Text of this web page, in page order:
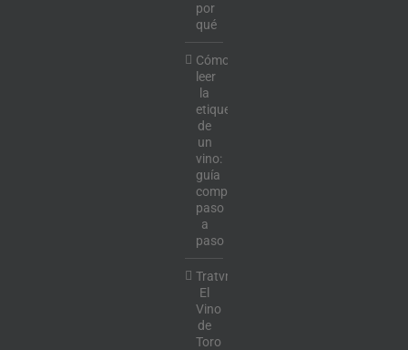
por
qué
Cómo
leer
la
etiqueta
de
un
vino:
guía
completa
paso
a
paso
Tratvm:
El
Vino
de
Toro